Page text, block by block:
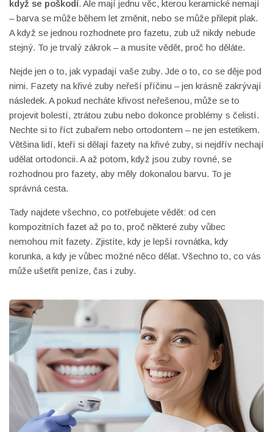
když se poškodí. Ale mají jednu věc, kterou keramické nemají
– barva se může během let změnit, nebo se může přilepit plak.
A když se jednou rozhodnete pro fazetu, zub už nikdy nebude
stejný. To je trvalý zákrok – a musíte vědět, proč ho děláte.
Nejde jen o to, jak vypadají vaše zuby. Jde o to, co se děje pod
nimi. Fazety na křivé zuby neřeší příčinu – jen krásně zakrývají
následek. A pokud necháte křivost neřešenou, může se to
projevit bolestí, ztrátou zubu nebo dokonce problémy s čelistí.
Nechte si to říct zubařem nebo ortodontem – ne jen estetikem.
Většina lidí, kteří si dělají fazety na křivé zuby, si nejdřív nechají
udělat ortodoncii. A až potom, když jsou zuby rovné, se
rozhodnou pro fazety, aby měly dokonalou barvu. To je
správná cesta.
Tady najdete všechno, co potřebujete vědět: od cen
kompozitních fazet až po to, proč některé zuby vůbec
nemohou mít fazety. Zjistíte, kdy je lepší rovnátka, kdy
korunka, a kdy je vůbec možné něco dělat. Všechno to, co vás
může ušetřit peníze, čas i zuby.